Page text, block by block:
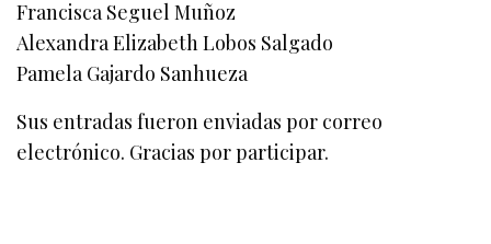
Francisca Seguel Muñoz
Alexandra Elizabeth Lobos Salgado
Pamela Gajardo Sanhueza
Sus entradas fueron enviadas por correo
electrónico. Gracias por participar.